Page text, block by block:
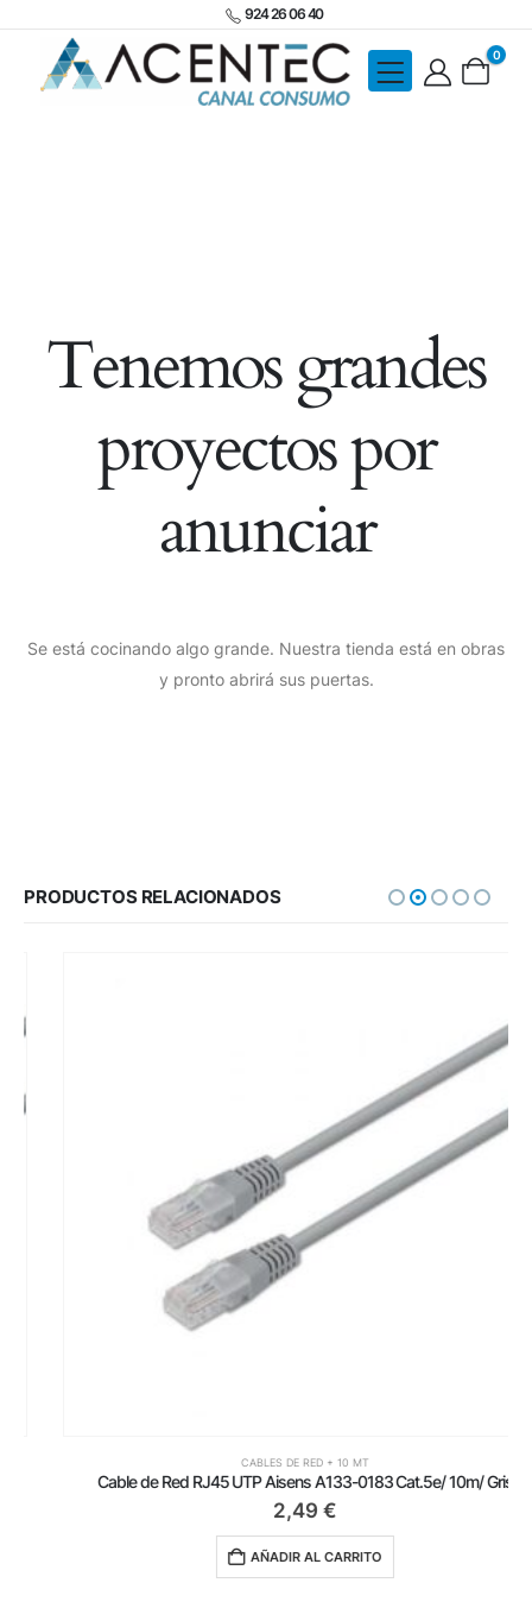
924 26 06 40
0
Tenemos grandes
proyectos por
anunciar
Se está cocinando algo grande. Nuestra tienda está en obras
y pronto abrirá sus puertas.
PRODUCTOS RELACIONADOS
CABLES DE RED + 10 MT
Cable de Red RJ45 UTP Aisens A133-0183 Cat.5e/ 10m/ Gris
2,49€
AÑADIR AL CARRITO